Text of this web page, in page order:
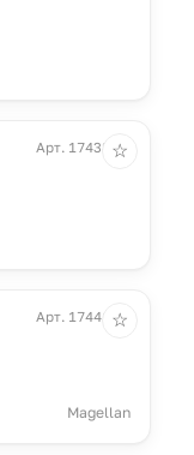
Арт. 17438.30
☆
Арт. 17441.30
Magellan
☆